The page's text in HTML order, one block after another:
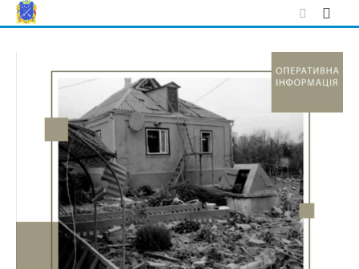
Skip
to